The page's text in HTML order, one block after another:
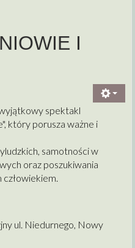
I
spektakl
który porusza ważne i
samotności w
oraz poszukiwania
ul. Niedurnego, Nowy